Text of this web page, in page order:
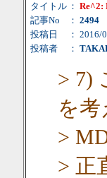
タイトル ： Re^2:
記事No
： 2494
投稿日
： 2016/
投稿者
：
> 7)
を
>
> 正